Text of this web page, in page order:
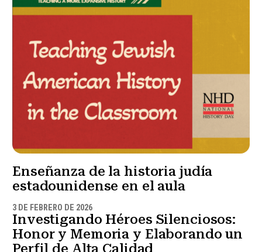
Enseñanza de la historia judía
estadounidense en el aula
3 DE FEBRERO DE 2026
Investigando Héroes Silenciosos:
Honor y Memoria y Elaborando un
Perfil de Alta Calidad